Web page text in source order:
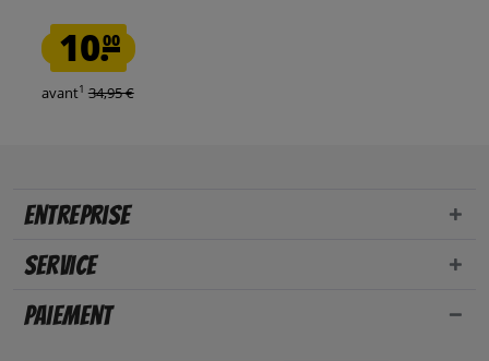
10.00
avant1 34,95 €
Entreprise
Service
Paiement